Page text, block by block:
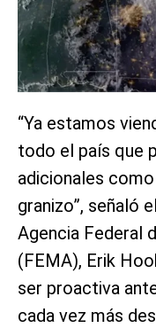
“Ya estamos
todo el país que
adicionales
granizo”, señaló
Agencia Federal
(FEMA), Erik
ser proactiva
cada vez más